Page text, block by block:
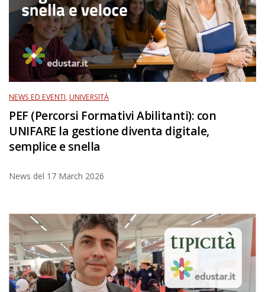
NEWS ED EVENTI,UNIVERSITÀ
PEF (Percorsi Formativi Abilitanti): con
UNIFARE la gestione diventa digitale,
semplice e snella
News del 17 March 2026